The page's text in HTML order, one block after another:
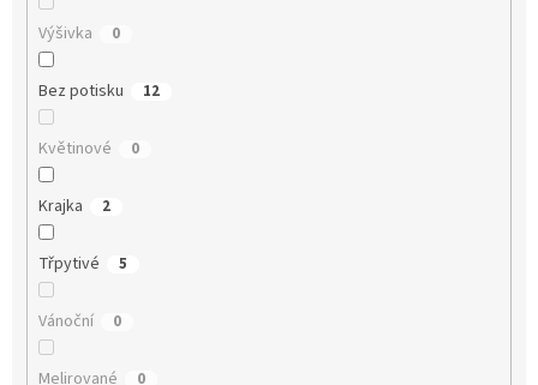
Výšivka 0
Bez potisku 12
Květinové 0
Krajka 2
Třpytivé 5
Vánoční 0
Melirované 0